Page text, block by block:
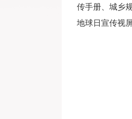
传手册、城乡
地球日宣传视